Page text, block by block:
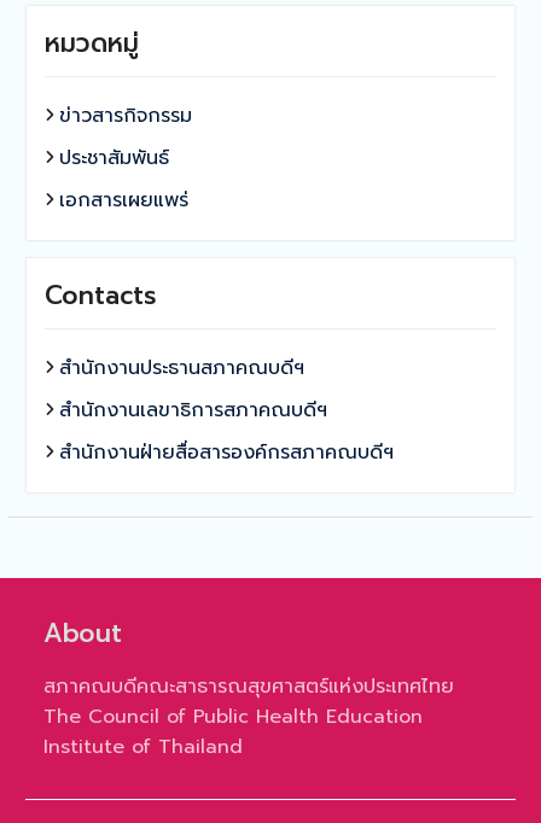
หมวดหมู่
ข่าวสารกิจกรรม
ประชาสัมพันธ์
เอกสารเผยแพร่
Contacts
สำนักงานประธานสภาคณบดีฯ
สำนักงานเลขาธิการสภาคณบดีฯ
สำนักงานฝ่ายสื่อสารองค์กรสภาคณบดีฯ
About
สภาคณบดีคณะสาธารณสุขศาสตร์แห่งประเทศไทย
The Council of Public Health Education
Institute of Thailand